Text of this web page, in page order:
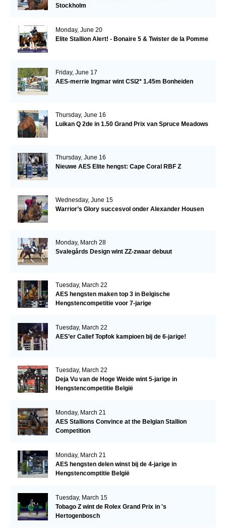
Stockholm
Monday, June 20
Elite Stallion Alert! - Bonaire 5 & Twister de la Pomme
Friday, June 17
AES-merrie Ingmar wint CSI2* 1.45m Bonheiden
Thursday, June 16
Luikan Q 2de in 1.50 Grand Prix van Spruce Meadows
Thursday, June 16
Nieuwe AES Elite hengst: Cape Coral RBF Z
Wednesday, June 15
Warrior’s Glory succesvol onder Alexander Housen
Monday, March 28
Svalegårds Design wint ZZ-zwaar debuut
Tuesday, March 22
AES hengsten maken top 3 in Belgische
Hengstencompetitie voor 7-jarige
Tuesday, March 22
AES’er Calief Topfok kampioen bij de 6-jarige!
Tuesday, March 22
Deja Vu van de Hoge Weide wint 5-jarige in
Hengstencompetitie België
Monday, March 21
AES Stallions Convince at the Belgian Stallion
Competition
Monday, March 21
AES hengsten delen winst bij de 4-jarige in
Hengstencomptitie België
Tuesday, March 15
Tobago Z wint de Rolex Grand Prix in 's
Hertogenbosch